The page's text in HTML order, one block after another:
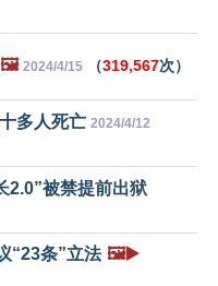
🖼️ 2024/4/15 （319,567次）
多人死亡 2024/4/12
2.0”被禁提前出狱
“23条”立法 🖼️▶️